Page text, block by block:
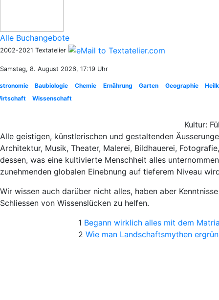
Alle Buchangebote
2002-2021 Textatelier
Samstag, 8. August 2026, 17:19 Uhr
Baubiologie Chemie Ernährung Garten Geographie
Wissenschaft
Kultur:
Alle geistigen, künstlerischen und gestaltenden
Architektur, Musik, Theater, Malerei, Bildhauerei,
dessen, was eine kultivierte Menschheit alles
zunehmenden globalen Einebnung auf tieferem Niveau
Wir wissen auch darüber nicht alles, haben aber
Schliessen von Wissenslücken zu helfen.
1 Begann wirklich alles mit dem
2 Wie man Landschaftsmythen